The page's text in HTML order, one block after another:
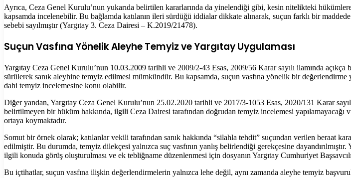
Ayrıca, Ceza Genel Kurulu’nun yukarıda belirtilen kararlarında da yinelendiği gibi, kesin nitelikteki
kapsamda incelenebilir. Bu bağlamda katılanın ileri sürdüğü iddialar dikkate alınarak, suçun farklı bir
sebebi sayılmıştır (Yargıtay 3. Ceza Dairesi – K.2019/21478).
Suçun Vasfına Yönelik Aleyhe Temyiz ve Yargıtay Uygulaması
Yargıtay Ceza Genel Kurulu’nun 10.03.2009 tarihli ve 2009/2-43 Esas, 2009/56 Karar sayılı ilamında
sürülerek sanık aleyhine temyiz edilmesi mümkündür. Bu kapsamda, suçun vasfına yönelik bir değerlendirme
dahi temyiz incelemesine konu olabilir.
Diğer yandan, Yargıtay Ceza Genel Kurulu’nun 25.02.2020 tarihli ve 2017/3-1053 Esas, 2020/131 Karar
belirtilmeyen bir hüküm hakkında, ilgili Ceza Dairesi tarafından doğrudan temyiz incelemesi
ortaya koymaktadır.
Somut bir örnek olarak; katılanlar vekili tarafından sanık hakkında “silahla tehdit” suçundan verilen beraat
edilmiştir. Bu durumda, temyiz dilekçesi yalnızca suç vasfının yanlış belirlendiği gerekçesine
ilgili konuda görüş oluşturulması ve ek tebliğname düzenlenmesi için dosyanın Yargıtay Cumhuriyet
Bu içtihatlar, suçun vasfına ilişkin değerlendirmelerin yalnızca lehe değil, aynı zamanda aleyhe temyiz